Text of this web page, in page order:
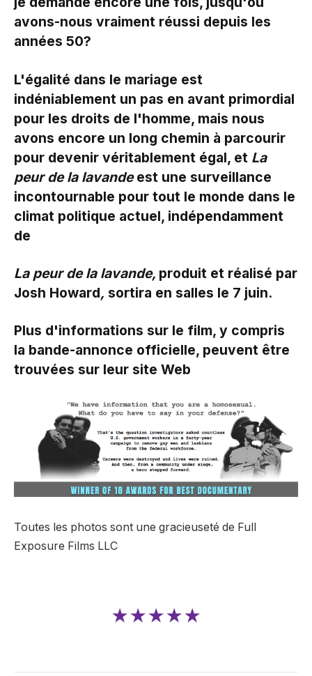
avons-nous vraiment réussi depuis les
années 50?
L'égalité dans le mariage est
indéniablement un pas en avant primordial
pour les droits de l'homme, mais nous
avons encore un long chemin à parcourir
pour devenir véritablement égal, et La
peur de la lavandeest une surveillance
incontournable pour tout le monde dans le
climat politique actuel, indépendamment
de
La peur de la lavande, produit et réalisé par
Josh Howard, sortira en salles le 7 juin.
Plus d'informations sur le film, y compris
la bande-annonce officielle, peuvent être
trouvées sur leur site Web
Toutes les photos sont une gracieuseté de Full
Exposure Films LLC
★★★★★